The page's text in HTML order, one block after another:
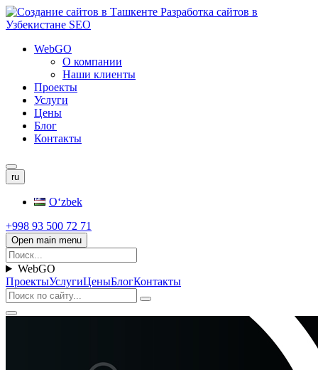
WebGO
О компании
Наши клиенты
Проекты
Услуги
Цены
Блог
Контакты
ru
Oʻzbek
+998 93 500 72 71
Open main menu
WebGO
ПроектыУслугиЦеныБлогКонтакты